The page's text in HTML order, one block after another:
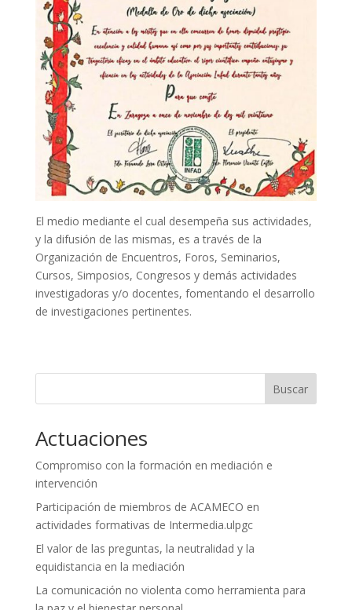
El medio mediante el cual desempeña sus actividades,
y la difusión de las mismas, es a través de la
Organización de Encuentros, Foros, Seminarios,
Cursos, Simposios, Congresos y demás actividades
investigadoras y/o docentes, fomentando el desarrollo
de investigaciones pertinentes.
Buscar
Actuaciones
Compromiso con la formación en mediación e
intervención
Participación de miembros de ACAMECO en
actividades formativas de Intermedia.ulpgc
El valor de las preguntas, la neutralidad y la
equidistancia en la mediación
La comunicación no violenta como herramienta para